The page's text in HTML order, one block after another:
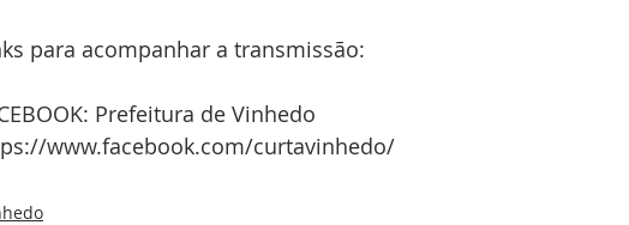
para acompanhar a transmissão:
Prefeitura de Vinhedo
www.facebook.com/curtavinhedo/